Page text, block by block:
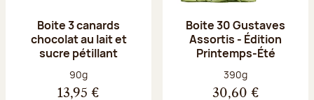
Boite 3 canards
chocolat au lait et
sucre pétillant
Poids net :
90g
13,95 €
Boite 30 Gustaves
Assortis - Édition
Printemps-Été
Poids net :
390g
30,60 €